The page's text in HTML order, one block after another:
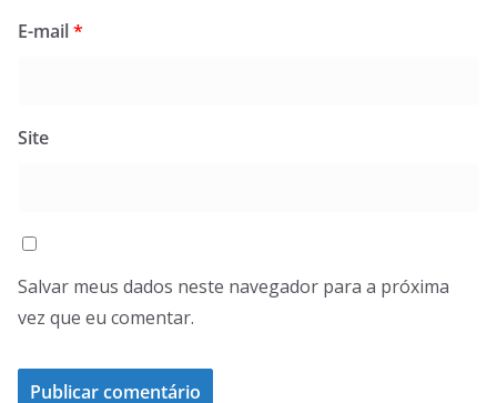
E-mail*
Site
Salvar meus dados neste navegador para a próxima
vez que eu comentar.